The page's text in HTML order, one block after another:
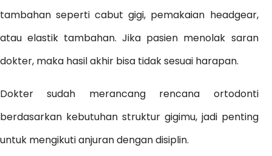
tambahan seperti cabut gigi, pemakaian headgear,
atau elastik tambahan. Jika pasien menolak saran
dokter, maka hasil akhir bisa tidak sesuai harapan.
Dokter sudah merancang rencana ortodonti
berdasarkan kebutuhan struktur gigimu, jadi penting
untuk mengikuti anjuran dengan disiplin.